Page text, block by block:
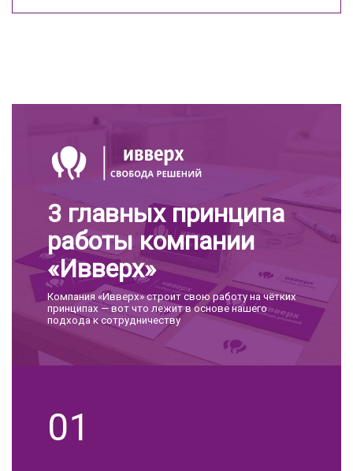
3 главных принципа
работы компании
«Ивверх»
Компания «Ивверх» строит свою работу на чётких
принципах — вот что лежит в основе нашего
подхода к сотрудничеству
01